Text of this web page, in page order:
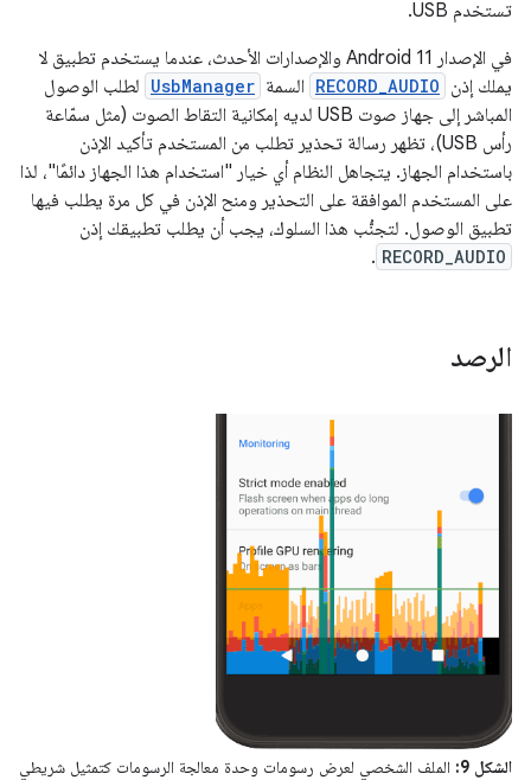
تستخدم USB.
في الإصدار Android 11 والإصدارات الأحدث، عندما يستخدم تطبيق لا
يملك إذن RECORD_AUDIO السمة UsbManager لطلب الوصول
المباشر إلى جهاز صوت USB لديه إمكانية التقاط الصوت (مثل سمّاعة
رأس USB)، تظهر رسالة تحذير تطلب من المستخدم تأكيد الإذن
باستخدام الجهاز. يتجاهل النظام أي خيار "استخدام هذا الجهاز دائمًا"، لذا
على المستخدم الموافقة على التحذير ومنح الإذن في كل مرة يطلب فيها
تطبيق الوصول. لتجنُّب هذا السلوك، يجب أن يطلب تطبيقك إذن
RECORD_AUDIO
.
الرصد
الشكل 9: الملف الشخصي لعرض رسومات وحدة معالجة الرسومات كتمثيل شريطي